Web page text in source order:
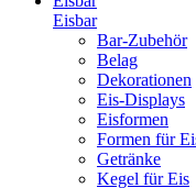
Eisbar
Bar-Zubehör
Belag
Dekorationen
Eis-Displays
Eisformen
Formen für
Getränke
Kegel für Eis